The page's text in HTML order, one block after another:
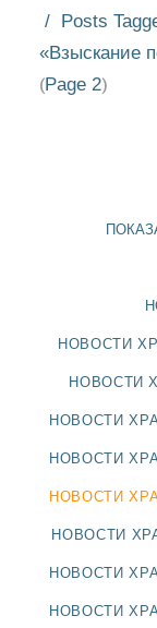
Posts
«Взыскание
(Page 2)
НОВОСТИ
НОВОСТИ
НОВОСТИ
НОВОСТИ
НОВОСТИ
НОВОСТИ
НОВОСТИ
НОВОСТИ